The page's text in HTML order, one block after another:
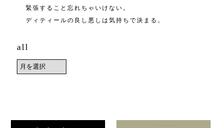
緊張すること忘れちゃいけない。
ディティールの良し悪しは気持ちで決まる。
all